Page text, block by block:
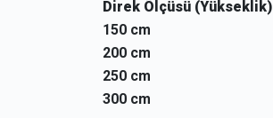
Direk Ölçüsü (Yükseklik)
150 cm
200 cm
250 cm
300 cm